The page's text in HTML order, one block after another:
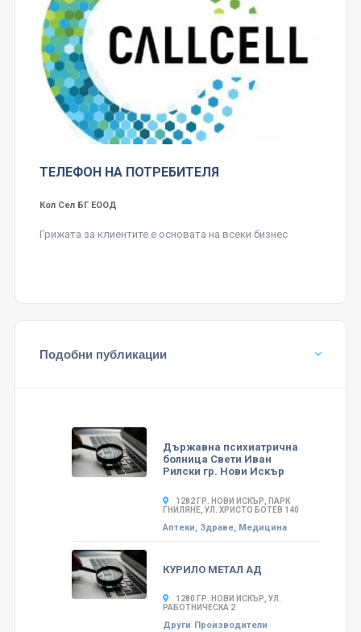
ТЕЛЕФОН НА ПОТРЕБИТЕЛЯ
Кол Сел БГ ЕООД
Грижата за клиентите е основата на всеки бизнес
Подобни публикации
Държавна психиатрична
болница Свети Иван
Рилски гр. Нови Искър
1282 ГР. НОВИ ИСКЪР, ПАРК
ГНИЛЯНЕ, УЛ. ХРИСТО БОТЕВ 140
Аптеки, Здраве, Медицина
КУРИЛО МЕТАЛ АД
1280 ГР. НОВИ ИСКЪР, УЛ.
РАБОТНИЧЕСКА 2
Други Производители